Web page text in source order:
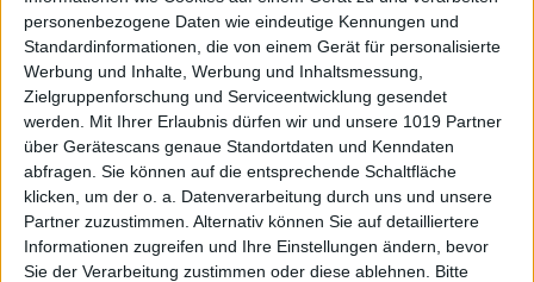
personenbezogene Daten wie eindeutige Kennungen und
Standardinformationen, die von einem Gerät für personalisierte
Werbung und Inhalte, Werbung und Inhaltsmessung,
Zielgruppenforschung und Serviceentwicklung gesendet
werden.
Mit Ihrer Erlaubnis dürfen wir und unsere 1019 Partner
über Gerätescans genaue Standortdaten und Kenndaten
abfragen. Sie können auf die entsprechende Schaltfläche
klicken, um der o. a. Datenverarbeitung durch uns und unsere
Partner zuzustimmen. Alternativ können Sie auf detailliertere
Informationen zugreifen und Ihre Einstellungen ändern, bevor
Sie der Verarbeitung zustimmen oder diese ablehnen.
Bitte